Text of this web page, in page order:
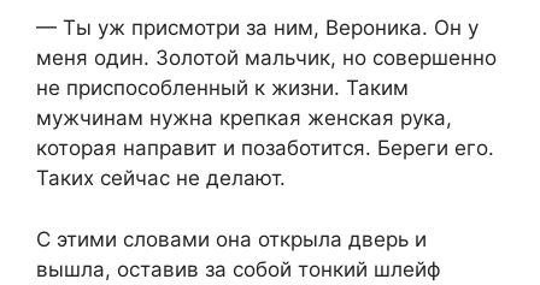
— Ты уж присмотри за ним, Вероника. Он у
меня один. Золотой мальчик, но совершенно
не приспособленный к жизни. Таким
мужчинам нужна крепкая женская рука,
которая направит и позаботится. Береги его.
Таких сейчас не делают.
С этими словами она открыла дверь и
вышла, оставив за собой тонкий шлейф